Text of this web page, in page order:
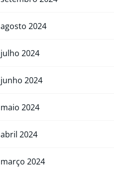
agosto 2024
julho 2024
junho 2024
maio 2024
abril 2024
março 2024